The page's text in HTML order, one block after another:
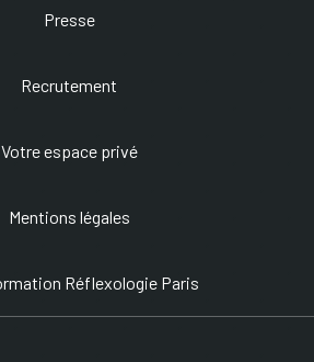
Presse
Recrutement
Votre espace privé
Mentions légales
Réflexologie Paris